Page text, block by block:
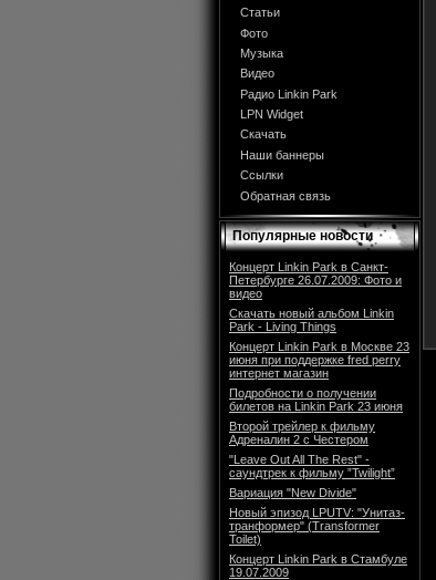
Статьи
Фото
Музыка
Видео
Радио Linkin Park
LPN Widget
Скачать
Наши баннеры
Ссылки
Обратная связь
Популярные новости
Концерт Linkin Park в Санкт-
Петербурге 26.07.2009: Фото и
видео
Скачать новый альбом Linkin
Park - Living Things
Концерт Linkin Park в Москве 23
июня при поддержке fred perry
интернет магазин
Подробности о получении
билетов на Linkin Park 23 июня
Второй трейлер к фильму
Адреналин 2 с Честером
"Leave Out All The Rest" -
саундтрек к фильму ”Twilight”
Вариация "New Divide"
Новый эпизод LPUTV: "Унитаз-
транформер" (Transformer
Toilet)
Концерт Linkin Park в Стамбуле
19.07.2009